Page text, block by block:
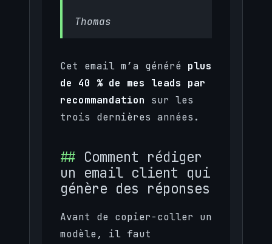
Thomas
Cet email m’a généré plus
de 40 % de mes leads par
recommandation sur les
trois dernières années.
Comment rédiger
un email client qui
génère des réponses
Avant de copier-coller un
modèle, il faut